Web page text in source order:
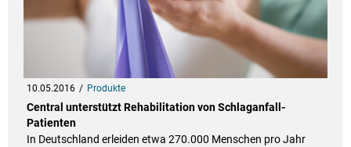
10.05.2016 Produkte
Central unterstützt Rehabilitation von Schlaganfall-
Patienten
In Deutschland erleiden etwa 270.000 Menschen pro Jahr